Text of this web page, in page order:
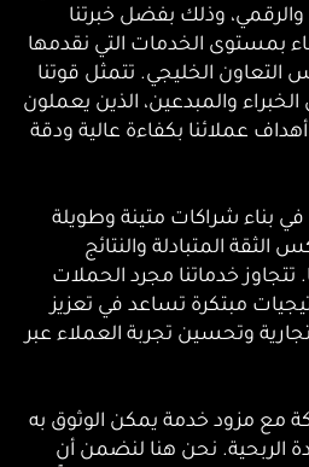
وذلك بفضل خبرتنا
بمستوى الخدمات التي نقدمها
الخليجي. تتمثل قوتنا
والمبدعين، الذين يعملون
عملائنا بكفاءة عالية ودقة
بناء شراكات متينة وطويلة
الثقة المتبادلة والنتائج
تتجاوز خدماتنا مجرد الحملات
مبتكرة تساعد في تعزيز
وتحسين تجربة العملاء عبر
مع مزود خدمة يمكن الوثوق به
الربحية. نحن هنا لنضمن أن